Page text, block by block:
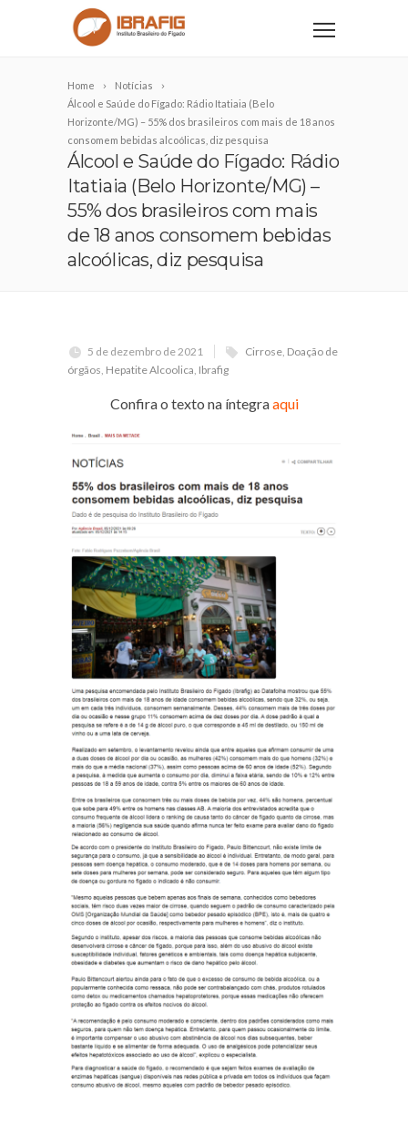
Home
Notícias
Álcool e Saúde do Fígado: Rádio Itatiaia (Belo
Horizonte/MG) – 55% dos brasileiros com mais de 18 anos
consomem bebidas alcoólicas, diz pesquisa
Álcool e Saúde do Fígado: Rádio
Itatiaia (Belo Horizonte/MG) –
55% dos brasileiros com mais
de 18 anos consomem bebidas
alcoólicas, diz pesquisa
5 de dezembro de 2021 Cirrose, Doação de
órgãos, Hepatite Alcoolica, Ibrafig
Confira o texto na íntegraaqui